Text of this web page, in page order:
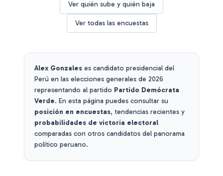
Ver quién sube y quién baja
Ver todas las encuestas
Alex Gonzales es candidato presidencial del
Perú en las elecciones generales de 2026
representando al partido Partido Demócrata
Verde. En esta página puedes consultar su
posición en encuestas, tendencias recientes y
probabilidades de victoria electoral
comparadas con otros candidatos del panorama
político peruano.